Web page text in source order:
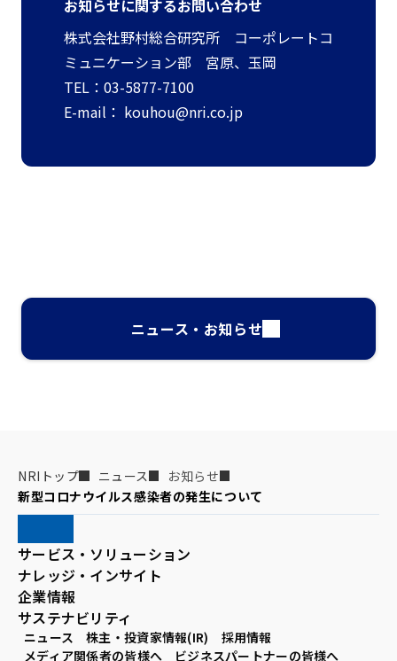
お知らせに関するお問い合わせ
株式会社野村総合研究所 コーポレートコ
ミュニケーション部 宮原、玉岡
TEL：03-5877-7100
E-mail： kouhou@nri.co.jp
ニュース・お知らせ
NRIトップ ニュース
お知らせ
新型コロナウイルス感染者の発生について
サービス・ソリューション
ナレッジ・インサイト
企業情報
サステナビリティ
ニュース 株主・投資家情報(IR)
採用情報
メディア関係者の皆様へ
ビジネスパートナーの皆様へ